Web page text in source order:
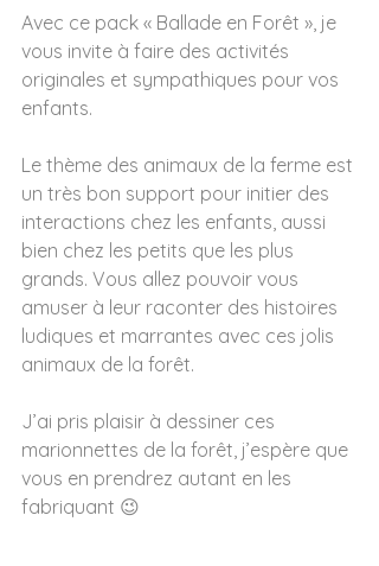
Avec ce pack « Ballade en Forêt », je
vous invite à faire des activités
originales et sympathiques pour vos
enfants.
Le thème des animaux de la ferme est
un très bon support pour initier des
interactions chez les enfants, aussi
bien chez les petits que les plus
grands. Vous allez pouvoir vous
amuser à leur raconter des histoires
ludiques et marrantes avec ces jolis
animaux de la forêt.
J’ai pris plaisir à dessiner ces
marionnettes de la forêt, j’espère que
vous en prendrez autant en les
fabriquant 😉